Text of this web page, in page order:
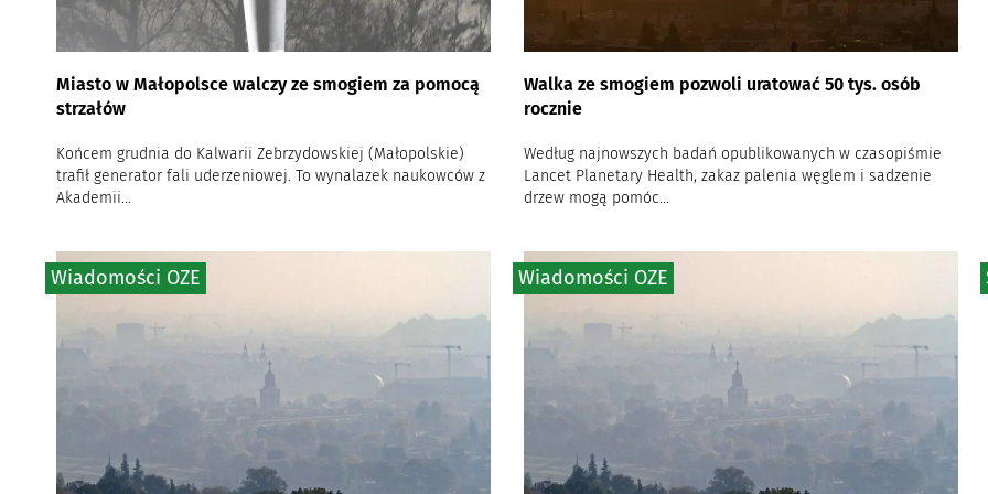
Miasto w Małopolsce walczy ze smogiem za pomocą
strzałów
Końcem grudnia do Kalwarii Zebrzydowskiej (Małopolskie)
trafił generator fali uderzeniowej. To wynalazek naukowców z
Akademii...
Walka ze smogiem pozwoli uratować 50 tys. osób
rocznie
Według najnowszych badań opublikowanych w czasopiśmie
Lancet Planetary Health, zakaz palenia węglem i sadzenie
drzew mogą pomóc...
Wiadomości OZE Wiadomości OZE